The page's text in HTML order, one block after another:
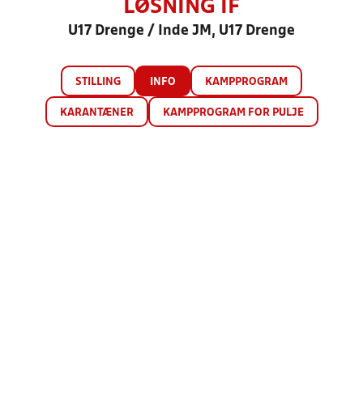
LØSNING IF
U17 Drenge / Inde JM, U17 Drenge
STILLING INFO KAMPPROGRAM
KARANTÆNER KAMPPROGRAM FOR PULJE